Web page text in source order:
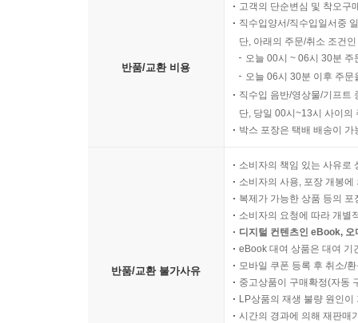
반품/교환 비용
고객의 단순변심 및 착오구
직수입양서/직수입일서중
단, 아래의 주문/취소 조건
오늘 00시 ~ 06시 30분
오늘 06시 30분 이후 주
직수입 음반/영상물/기프트
단, 당일 00시~13시 사이의
박스 포장은 택배 배송이
반품/교환 불가사유
소비자의 책임 있는 사유로
소비자의 사용, 포장 개봉
복제가 가능한 상품 등의
소비자의 요청에 따라 개별
디지털 컨텐츠인 eBook,
eBook 대여 상품은 대여 기
모바일 쿠폰 등록 후 취소/
중고상품이 구매확정(자동
LP상품의 재생 불량 원인
시간의 경과에 의해 재판매